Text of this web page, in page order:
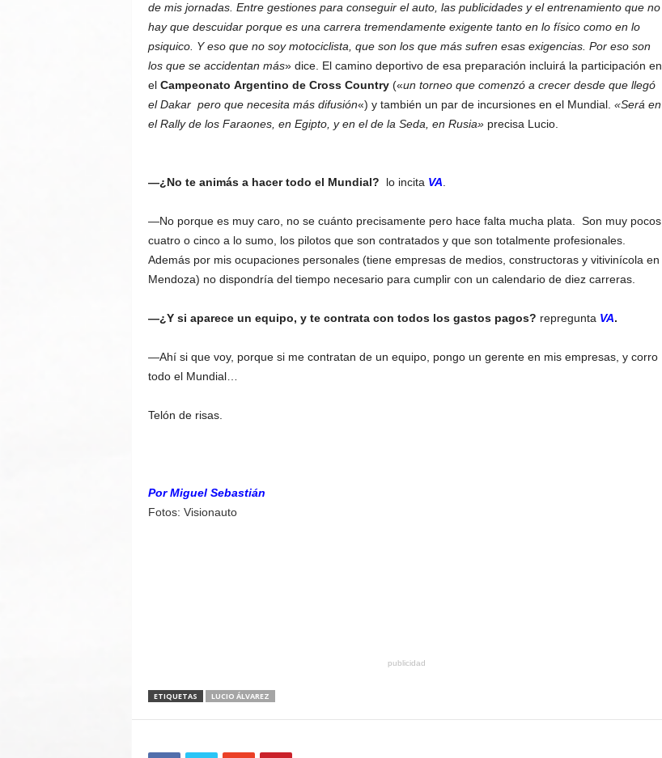
de mis jornadas. Entre gestiones para conseguir el auto, las publicidades y el entrenamiento que no
hay que descuidar porque es una carrera tremendamente exigente tanto en lo físico como en lo
psiquico. Y eso que no soy motociclista, que son los que más sufren esas exigencias. Por eso son
los que se accidentan más» dice. El camino deportivo de esa preparación incluirá la participación en
el Campeonato Argentino de Cross Country(«un torneo que comenzó a crecer desde que llegó
el Dakar pero que necesita más difusión«) y también un par de incursiones en el Mundial. «Será en
el Rally de los Faraones, en Egipto, y en el de la Seda, en Rusia»precisa Lucio.
—¿No te animás a hacer todo el Mundial? lo incita VA
—No porque es muy caro, no se cuánto precisamente pero hace falta mucha plata. Son muy pocos,
cuatro o cinco a lo sumo, los pilotos que son contratados y que son totalmente profesionales.
Además por mis ocupaciones personales (tiene empresas de medios, constructoras y vitivinícola en
Mendoza) no dispondría del tiempo necesario para cumplir con un calendario de diez carreras.
—¿Y si aparece un equipo, y te contrata con todos los gastos pagos? repregunta VA.
—Ahí si que voy, porque si me contratan de un equipo, pongo un gerente en mis empresas, y corro
todo el Mundial…
Telón de risas.
Por Miguel Sebastián
Fotos: Visionauto
publicidad
ETIQUETAS LUCIO ÁLVAREZ